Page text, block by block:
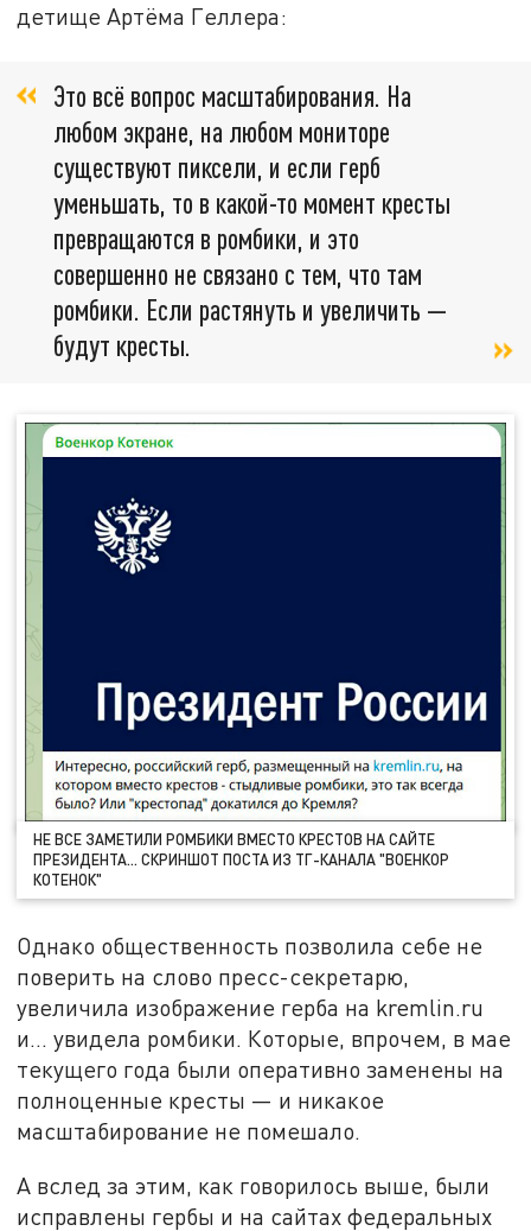
детище Артёма Геллера:
Это всё вопрос масштабирования. На
любом экране, на любом мониторе
существуют пиксели, и если герб
уменьшать, то в какой-то момент кресты
превращаются в ромбики, и это
совершенно не связано с тем, что там
ромбики. Если растянуть и увеличить —
будут кресты.
НЕ ВСЕ ЗАМЕТИЛИ РОМБИКИ ВМЕСТО КРЕСТОВ НА САЙТЕ
ПРЕЗИДЕНТА… СКРИНШОТ ПОСТА ИЗ ТГ-КАНАЛА "ВОЕНКОР
КОТЕНОК"
Однако общественность позволила себе не
поверить на слово пресс-секретарю,
увеличила изображение герба на kremlin.ru
и... увидела ромбики. Которые, впрочем, в мае
текущего года были оперативно заменены на
полноценные кресты — и никакое
масштабирование не помешало.
А вслед за этим, как говорилось выше, были
исправлены гербы и на сайтах федеральных